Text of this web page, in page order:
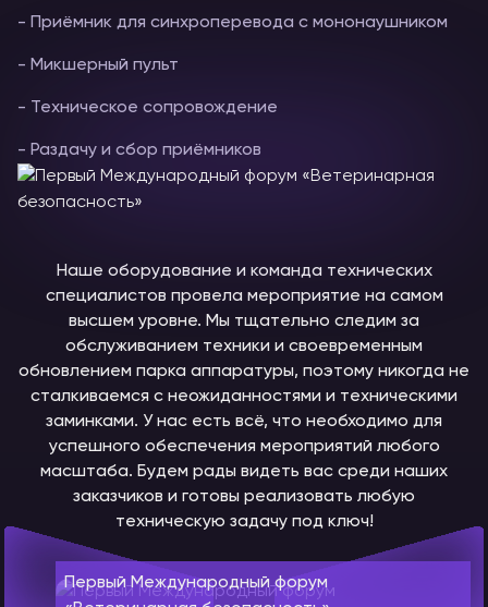
- Приёмник для синхроперевода с мононаушником
- Микшерный пульт
- Техническое сопровождение
- Раздачу и сбор приёмников
Наше оборудование и команда технических
специалистов провела мероприятие на самом
высшем уровне. Мы тщательно следим за
обслуживанием техники и своевременным
обновлением парка аппаратуры, поэтому никогда не
сталкиваемся с неожиданностями и техническими
заминками. У нас есть всё, что необходимо для
успешного обеспечения мероприятий любого
масштаба. Будем рады видеть вас среди наших
заказчиков и готовы реализовать любую
техническую задачу под ключ!
Первый Международный форум